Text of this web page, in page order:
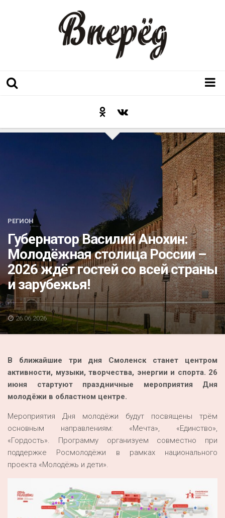
Люди родного края
Акция
К 70-летию районного Дома культуры
Конкурс
Люди родного края
Национальные проекты
Перепись — 2020
РЕГИОН
Губернатор Василий Анохин:
Молодёжная столица России –
2026 ждёт гостей со всей страны
и зарубежья!
26.06.2026
В ближайшие три дня Смоленск станет центром
активности, музыки, творчества, энергии и спорта. 26
июня стартуют праздничные мероприятия Дня
молодёжи в областном центре.
Мероприятия Дня молодёжи будут посвящены трём
основным направлениям: «Мечта», «Единство»,
«Гордость». Программу организуем совместно при
поддержке Росмолодёжи в рамках национального
проекта «Молодёжь и дети».